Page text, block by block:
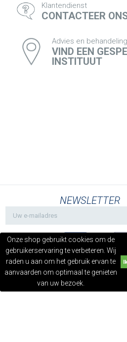
Onze shop gebruikt cookies om de
gebruikerservaring te verbeteren. Wij
raden u aan om het gebruik ervan te
aanvaarden om optimaal te genieten
van uw bezoek.
Klantendienst
CONTACTEER
Advies en
VIND EEN
INSTITUUT
NEWSLETTER
ONZE
in de wereld